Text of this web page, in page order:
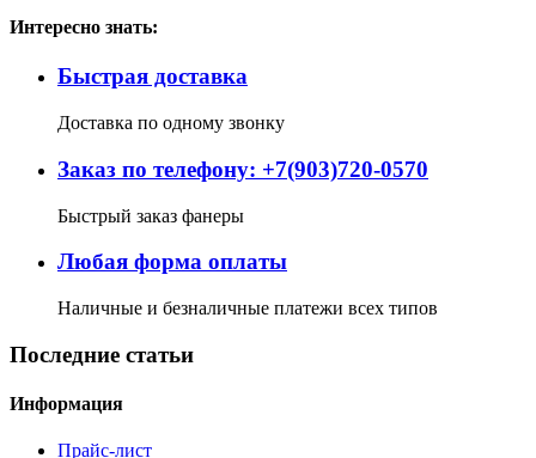
Интересно знать:
Быстрая доставка
Доставка по одному звонку
Заказ по телефону: +7(903)720-0570
Быстрый заказ фанеры
Любая форма оплаты
Наличные и безналичные платежи всех типов
Последние статьи
Информация
Прайс-лист